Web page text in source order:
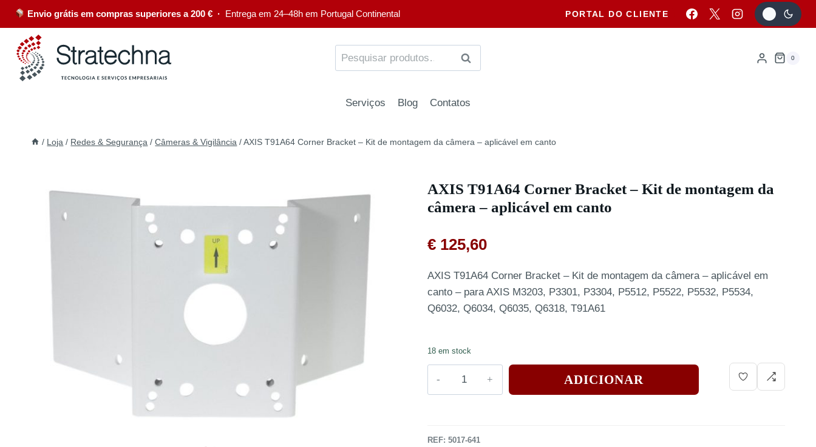
Envio grátis em compras superiores a 200 € · Entrega em 24–48h em Portugal Continental PORTAL DO CLIENTE
PESQUISA 0
Serviços Blog Contatos
/ Loja / Redes & Segurança / Câmeras & Vigilância / AXIS T91A64 Corner Bracket – Kit de montagem da câmera – aplicável em canto
AXIS T91A64 Corner Bracket – Kit de montagem da
câmera – aplicável em canto
€ 125,60
AXIS T91A64 Corner Bracket – Kit de montagem da câmera – aplicável em
canto – para AXIS M3203, P3301, P3304, P5512, P5522, P5532, P5534,
Q6032, Q6034, Q6035, Q6318, T91A61
18 em stock
ADICIONAR
REF: 5017-641